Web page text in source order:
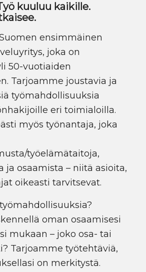
kuuluu kaikille.
ensimmäinen
joka on
50-vuotiaiden
Tarjoamme joustavia ja
työmahdollisuuksia
eri toimialoilla.
myös työnantaja, joka
työelämätaitoja,
ja osaamista – niitä asioita,
oikeasti tarvitsevat.
oman osaamisesi
mukaan – joko osa- tai
Tarjoamme työtehtäviä,
on merkitystä.